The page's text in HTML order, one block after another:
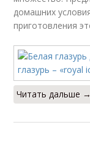
домашних
приготовления
Читать дальше →